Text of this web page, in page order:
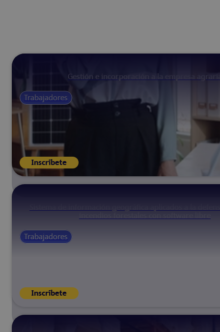
Gestión e incorporación a la empresa
Trabajadores
Inscríbete
Trabajadores
Inscríbete